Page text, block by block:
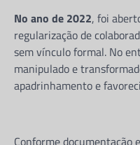
No ano de 2022, foi
regularização de
sem vínculo formal. No
manipulado e
apadrinhamento e